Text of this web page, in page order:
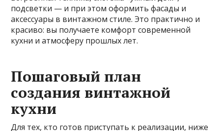
подсветки — и при этом оформить фасады и
аксессуары в винтажном стиле. Это практично и
красиво: вы получаете комфорт современной
кухни и атмосферу прошлых лет.
Пошаговый план
создания винтажной
кухни
Для тех, кто готов приступать к реализации, ниже